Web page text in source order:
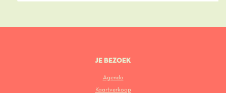
JE BEZOEK
Agenda
Kaartverkoop